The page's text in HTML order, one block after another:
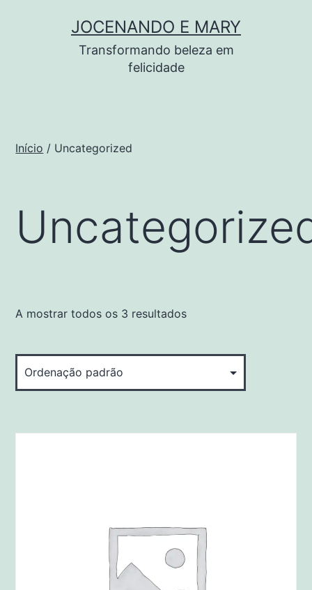
JOCENANDO E MARY
Transformando beleza em
felicidade
Início / Uncategorized
A mostrar todos os 3 resultados